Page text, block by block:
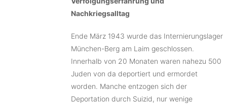
Nachkriegsalltag
Ende März 1943 wurde das Internierungslager
München-Berg am Laim geschlossen.
Innerhalb von 20 Monaten waren nahezu 500
Juden von da deportiert und ermordet
worden. Manche entzogen sich der
Deportation durch Suizid, nur wenige